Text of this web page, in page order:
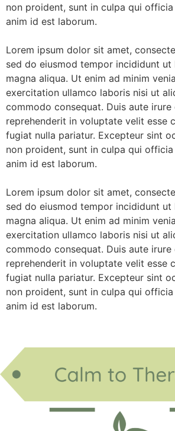
non proident, sunt in culpa qui
anim id est laborum.
Lorem ipsum dolor sit amet,
sed do eiusmod tempor incididunt
magna aliqua. Ut enim ad minim
exercitation ullamco laboris nisi ut
commodo consequat. Duis aute
reprehenderit in voluptate velit esse
fugiat nulla pariatur. Excepteur sint
non proident, sunt in culpa qui
anim id est laborum.
Lorem ipsum dolor sit amet,
sed do eiusmod tempor incididunt
magna aliqua. Ut enim ad minim
exercitation ullamco laboris nisi ut
commodo consequat. Duis aute
reprehenderit in voluptate velit esse
fugiat nulla pariatur. Excepteur sint
non proident, sunt in culpa qui
anim id est laborum.